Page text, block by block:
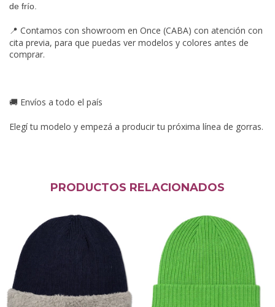
de frío.
📍 Contamos con showroom en Once (CABA) con atención con
cita previa, para que puedas ver modelos y colores antes de
comprar.
🚚 Envíos a todo el país
Elegí tu modelo y empezá a producir tu próxima línea de gorras.
PRODUCTOS RELACIONADOS